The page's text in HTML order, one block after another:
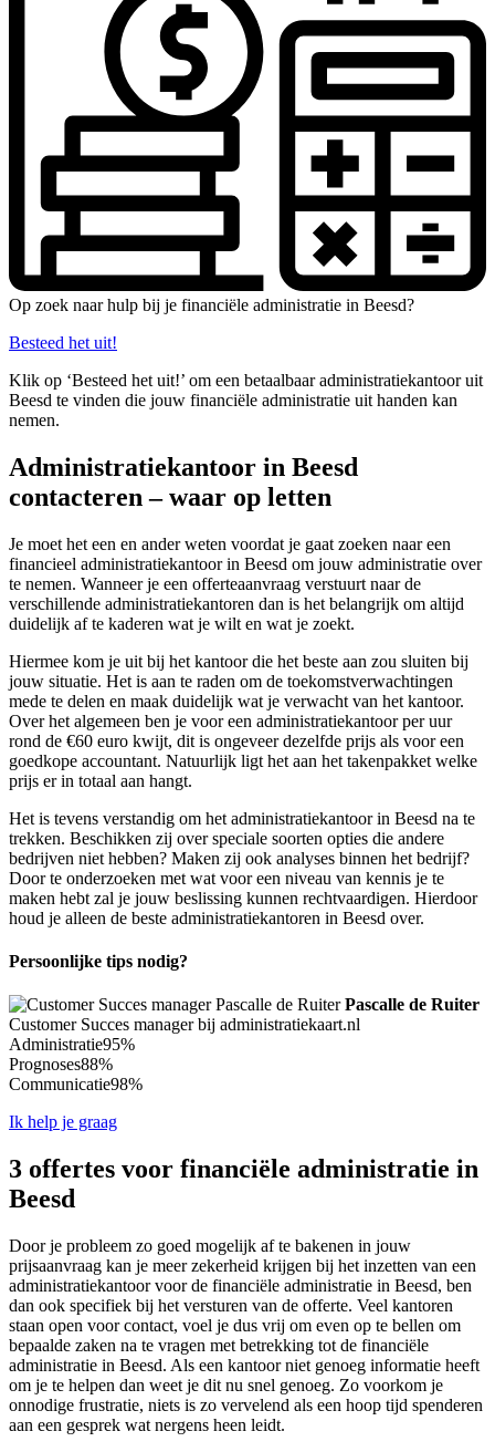
Op zoek naar hulp bij je financiële administratie in Beesd?
Besteed het uit!
Klik op ‘Besteed het uit!’ om een betaalbaar administratiekantoor uit
Beesd te vinden die jouw financiële administratie uit handen kan
nemen.
Administratiekantoor in Beesd
contacteren – waar op letten
Je moet het een en ander weten voordat je gaat zoeken naar een
financieel administratiekantoor in Beesd om jouw administratie over
te nemen. Wanneer je een offerteaanvraag verstuurt naar de
verschillende administratiekantoren dan is het belangrijk om altijd
duidelijk af te kaderen wat je wilt en wat je zoekt.
Hiermee kom je uit bij het kantoor die het beste aan zou sluiten bij
jouw situatie. Het is aan te raden om de toekomstverwachtingen
mede te delen en maak duidelijk wat je verwacht van het kantoor.
Over het algemeen ben je voor een administratiekantoor per uur
rond de €60 euro kwijt, dit is ongeveer dezelfde prijs als voor een
goedkope accountant. Natuurlijk ligt het aan het takenpakket welke
prijs er in totaal aan hangt.
Het is tevens verstandig om het administratiekantoor in Beesd na te
trekken. Beschikken zij over speciale soorten opties die andere
bedrijven niet hebben? Maken zij ook analyses binnen het bedrijf?
Door te onderzoeken met wat voor een niveau van kennis je te
maken hebt zal je jouw beslissing kunnen rechtvaardigen. Hierdoor
houd je alleen de beste administratiekantoren in Beesd over.
Persoonlijke tips nodig?
Pascalle de Ruiter
Customer Succes manager bij administratiekaart.nl
Administratie95%
Prognoses88%
Communicatie98%
Ik help je graag
3 offertes voor financiële administratie in
Beesd
Door je probleem zo goed mogelijk af te bakenen in jouw
prijsaanvraag kan je meer zekerheid krijgen bij het inzetten van een
administratiekantoor voor de financiële administratie in Beesd, ben
dan ook specifiek bij het versturen van de offerte. Veel kantoren
staan open voor contact, voel je dus vrij om even op te bellen om
bepaalde zaken na te vragen met betrekking tot de financiële
administratie in Beesd. Als een kantoor niet genoeg informatie heeft
om je te helpen dan weet je dit nu snel genoeg. Zo voorkom je
onnodige frustratie, niets is zo vervelend als een hoop tijd spenderen
aan een gesprek wat nergens heen leidt.